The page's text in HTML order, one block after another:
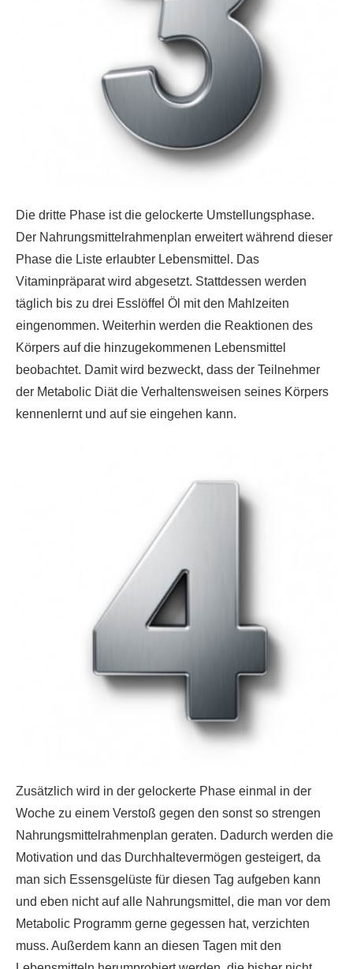
Die dritte Phase ist die gelockerte Umstellungsphase.
Der Nahrungsmittelrahmenplan erweitert während dieser
Phase die Liste erlaubter Lebensmittel. Das
Vitaminpräparat wird abgesetzt. Stattdessen werden
täglich bis zu drei Esslöffel Öl mit den Mahlzeiten
eingenommen. Weiterhin werden die Reaktionen des
Körpers auf die hinzugekommenen Lebensmittel
beobachtet. Damit wird bezweckt, dass der Teilnehmer
der Metabolic Diät die Verhaltensweisen seines Körpers
kennenlernt und auf sie eingehen kann.
Zusätzlich wird in der gelockerte Phase einmal in der
Woche zu einem Verstoß gegen den sonst so strengen
Nahrungsmittelrahmenplan geraten. Dadurch werden die
Motivation und das Durchhaltevermögen gesteigert, da
man sich Essensgelüste für diesen Tag aufgeben kann
und eben nicht auf alle Nahrungsmittel, die man vor dem
Metabolic Programm gerne gegessen hat, verzichten
muss. Außerdem kann an diesen Tagen mit den